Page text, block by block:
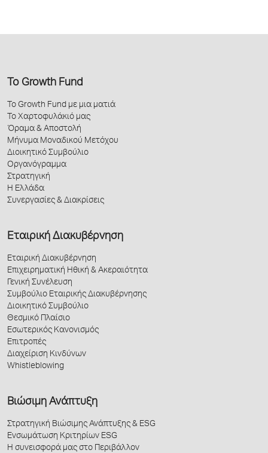
Το Growth Fund
Το Growth Fund με μια ματιά
Το Χαρτοφυλάκιό μας
Όραμα & Αποστολή
Μήνυμα Μοναδικού Μετόχου
Διοικητικό Συμβούλιο
Οργανόγραμμα
Στρατηγική
Η Ελλάδα
Συνεργασίες & Διακρίσεις
Εταιρική Διακυβέρνηση
Εταιρική Διακυβέρνηση
Επιχειρηματική Ηθική & Ακεραιότητα
Γενική Συνέλευση
Συμβούλιο Εταιρικής Διακυβέρνησης
Διοικητικό Συμβούλιο
Θεσμικό Πλαίσιο
Εσωτερικός Κανονισμός
Επιτροπές
Διαχείριση Κινδύνων
Whistleblowing
Βιώσιμη Ανάπτυξη
Στρατηγική Βιώσιμης Ανάπτυξης & ESG
Ενσωμάτωση Κριτηρίων ESG
Η συνεισφορά μας στο Περιβάλλον